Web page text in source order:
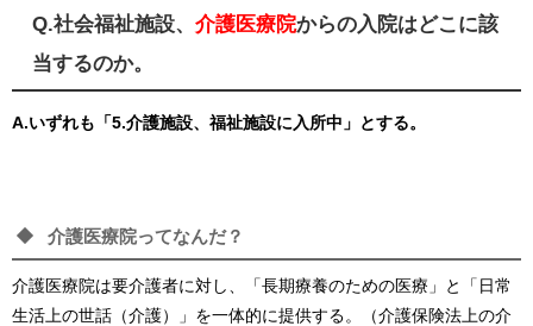
Q.社会福祉施設、 介護医療院からの入院はどこに該
当するのか。
A.いずれも「5.介護施設、福祉施設に入所中」とする。
介護医療院ってなんだ？
介護医療院は要介護者に対し、「長期療養のための医療」と「日常
生活上の世話（介護）」を一体的に提供する。（介護保険法上の介